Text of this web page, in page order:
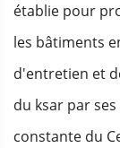
établie pour
les bâtiments
d'entretien et
du ksar par
constante du